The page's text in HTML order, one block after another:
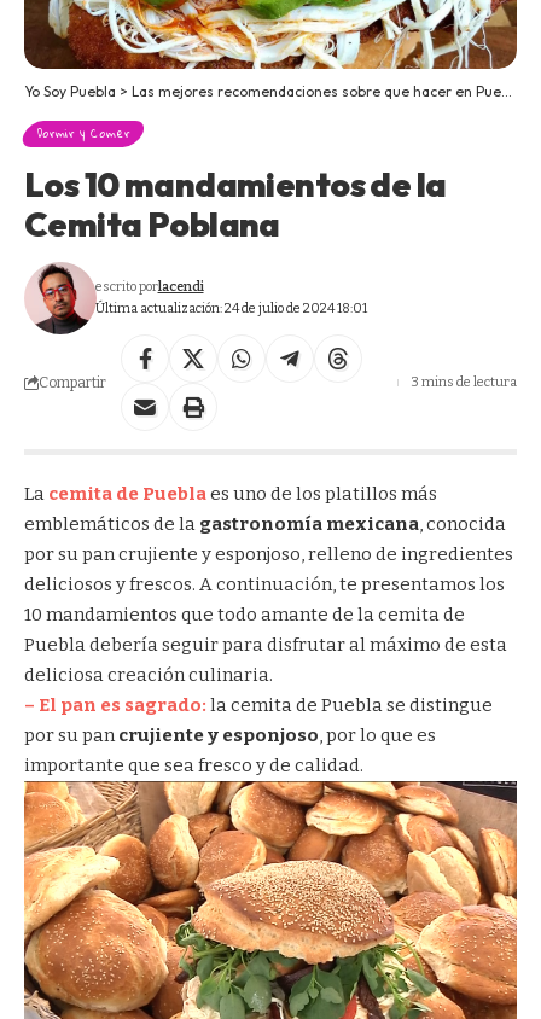
Yo Soy Puebla > Las mejores recomendaciones sobre que hacer en Puebla
Dormir y Comer
Los 10 mandamientos de la
Cemita Poblana
Última actualización: 24 de julio de 2024 18:01
escrito porlacendi
Compartir 3 mins de lectura
La cemita de Pueblaes uno de los platillos más
emblemáticos de la gastronomía mexicana, conocida
por su pan crujiente y esponjoso, relleno de ingredientes
deliciosos y frescos. A continuación, te presentamos los
10 mandamientos que todo amante de la cemita de
Puebla debería seguir para disfrutar al máximo de esta
deliciosa creación culinaria.
– El pan es sagrado: la cemita de Puebla se distingue
por su pancrujiente y esponjoso, por lo que es
importante que sea fresco y de calidad.